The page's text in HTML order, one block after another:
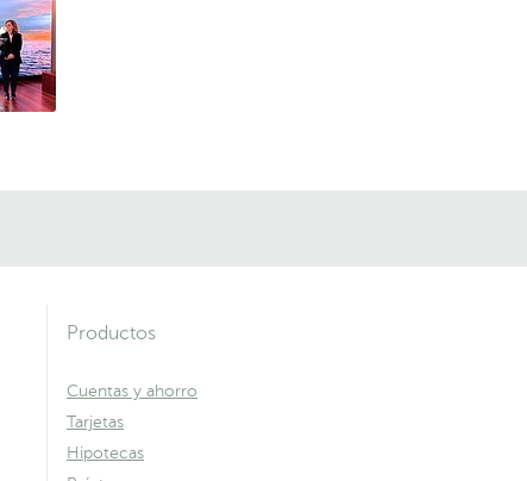
Productos
Cuentas y ahorro
Tarjetas
Hipotecas